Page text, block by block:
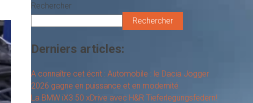
Rechercher
Rechercher
Derniers articles:
A connaître cet écrit : Automobile : le Dacia Jogger
2026 gagne en puissance et en modernité
La BMW iX3 50 xDrive avec H&R Tieferlegungsfedern!